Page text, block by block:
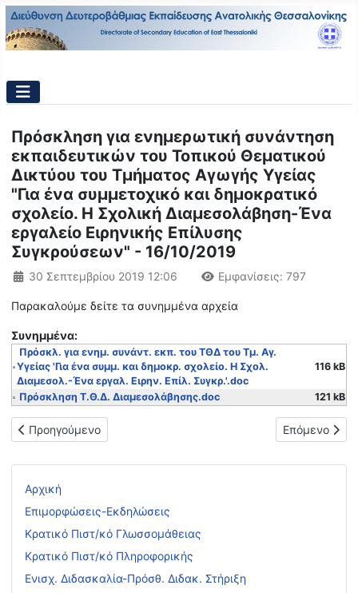
Αρχική
Επιμορφώσεις-Εκδηλώσεις
Κρατικό Πιστ/κό Γλωσσομάθειας
Κρατικό Πιστ/κό Πληροφορικής
Ενισχ. Διδασκαλία-Πρόσθ. Διδακ. Στήριξη
Πρόσκληση για ενημερωτική συνάντηση
εκπαιδευτικών του Τοπικού Θεματικού
Δικτύου του Τμήματος Αγωγής Υγείας
"Για ένα συμμετοχικό και δημοκρατικό
σχολείο. Η Σχολική Διαμεσολάβηση-Ένα
εργαλείο Ειρηνικής Επίλυσης
Συγκρούσεων" - 16/10/2019
Λεπτομέρειες
30 Σεπτεμβρίου 2019 12:06 Εμφανίσεις: 797
Παρακαλούμε δείτε τα συνημμένα αρχεία
Συνημμένα:
Πρόσκλ. για ενημ. συνάντ. εκπ. του ΤΘΔ του Τμ. Αγ.
Υγείας 'Για ένα συμμ. και δημοκρ. σχολείο. Η Σχολ.
Διαμεσολ.-Ένα εργαλ. Ειρην. Επίλ. Συγκρ.'.doc
116 kB
Πρόσκληση Τ.Θ.Δ. Διαμεσολάβησης.doc 121 kB
Προηγούμενο άρθρο: Εγκρίσεις φορέων-Συνεργασία σχολείων
Προηγούμενο Επόμενο
Επόμενο